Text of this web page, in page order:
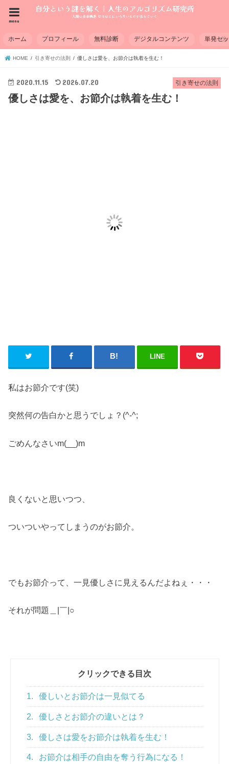
menu
ホーム プロフィール 無料診断 デジタルコンテンツ 単発セ
HOME 引き寄せの法則 優しさは愛を、お節介は執着を生む！
引き寄せの法則
2020.11.15 2026.07.20
優しさは愛を、お節介は執着を生む！
LINE
私はお節介です(笑)
突然何の告白かと思うでしょ？(^-^;
ごめんなさいm(__)m
良くないと思いつつ、
ついついやってしまうのがお節介。
でもお節介って、一見優しさに見えるんだよねぇ・・・
それが問題＿|￣|○
クリックできる目次
1. 優しいとお節介は一見似てる
2. 優しさとお節介の違いとは？
3. 優しさは愛をお節介は執着を生む！
4. お節介は相手の自由を奪う行為になる！